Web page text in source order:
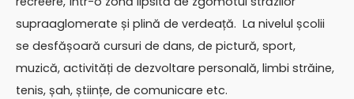
supraaglomerate și plină de verdeață. La nivelul școlii
se desfășoară cursuri de dans, de pictură, sport,
muzică, activități de dezvoltare personală, limbi străine,
tenis, șah, științe, de comunicare etc.